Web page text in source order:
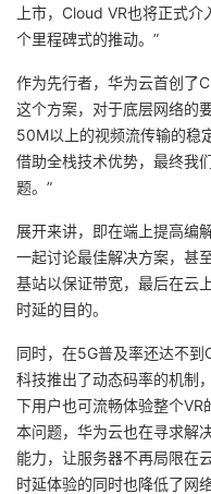
上市，Cloud VR也将正式
个里程碑式的推动。”
作为先行者，华为云首创了
这个方案，对于底层网络的
50M以上的视频流传输的稳
借助全栈技术优势， 最终我
题。”
展开来讲，即在端上提高编
一起讨论最佳解决方案，甚
基站以保证带宽，最后在云
时延的目的。
同时，在5G普及率还达不
科技推出了动态码率的机制
下用户也可流畅体验整个
本问题，华为云也在寻求解决
能力，让服务器不再局限在
时延体验的同时也降低了网络